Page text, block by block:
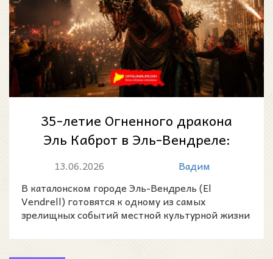
35-летие Огненного дракона
Эль Каброт в Эль-Вендреле:
ночь огня, пороха и
каталонского бес...
13.06.2026
Вадим
В каталонском городе Эль-Вендрель (El
Vendrell) готовятся к одному из самых
зрелищных событий местной культурной жизни